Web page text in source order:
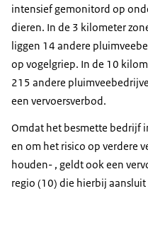
intensief gemonitord op
dieren. In de 3 kilometer
liggen 14 andere
op vogelgriep. In de 10
215 andere
een vervoersverbod.
Omdat het besmette bedrijf
en om het risico op verdere
houden- , geldt ook een
regio (10) die hierbij aansluit